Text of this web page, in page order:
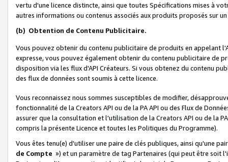
vertu d'une licence distincte, ainsi que toutes Spécifications mises à
autres informations ou contenus associés aux produits proposés sur
(b) Obtention de Contenu Publicitaire.
Vous pouvez obtenir du contenu publicitaire de produits en appelant
expresse, vous pouvez également obtenir du contenu publicitaire de
disposition via les flux d'API Créateurs. Si vous obtenez du contenu
des flux de données sont soumis à cette licence.
Vous reconnaissez nous sommes susceptibles de modifier,
fonctionnalité de la Creators API ou de la PA API ou des Flux de
assurer que la consultation et l'utilisation de la Creators API ou de la
compris la présente Licence et toutes les Politiques du Programme).
Vous êtes tenu(e) d'utiliser une paire de clés publiques, ainsi qu'une
de Compte ») et un paramètre de tag Partenaires (qui peut être soit